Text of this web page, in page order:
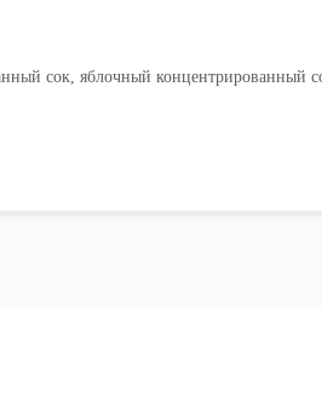
сок, яблочный концентрированный